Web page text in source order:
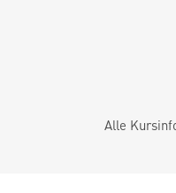
Alle